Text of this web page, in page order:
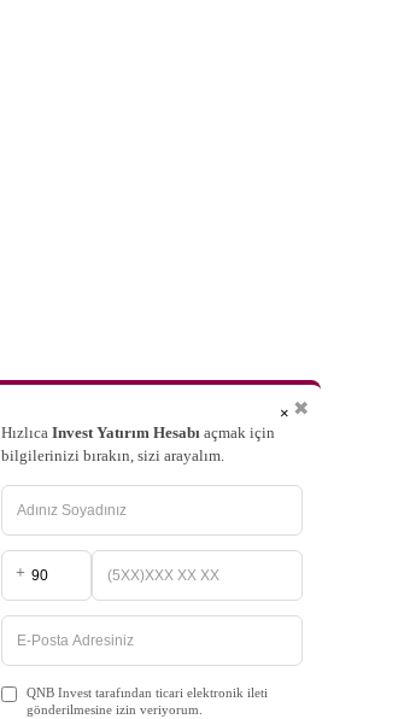
✖
Hızlıca Invest Yatırım Hesabıaçmak için
bilgilerinizi bırakın, sizi arayalım.
+
QNB Invest tarafından ticari elektronik ileti
gönderilmesine izin veriyorum.
×